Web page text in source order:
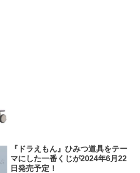
『ドラえもん』ひみつ道具をテー
マにした一番くじが2024年6月22
日発売予定！